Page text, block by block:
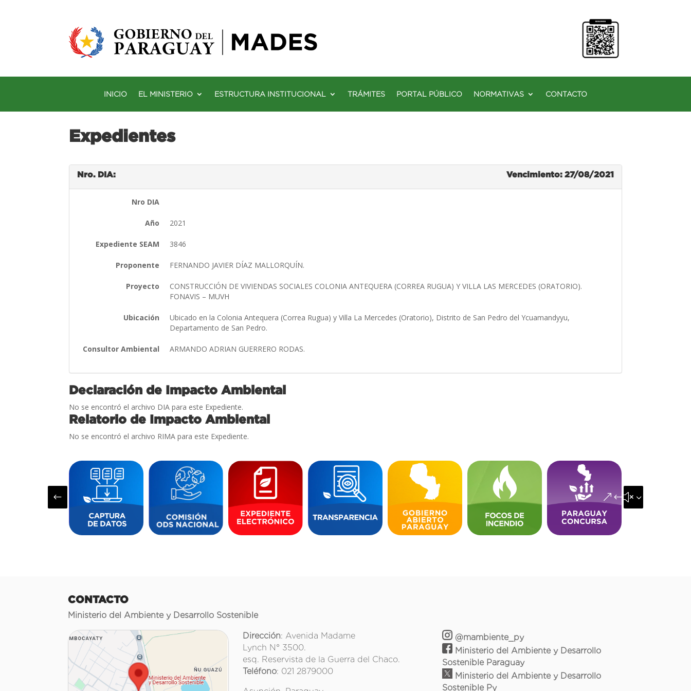
INICIO EL MINISTERIO ESTRUCTURA INSTITUCIONAL TRÁMITES PORTAL PÚBLICO NORMATIVAS CONTACTO
Expedientes
Nro. DIA: Vencimiento: 27/08/2021
Nro DIA
Año 2021
Expediente SEAM 3846
Proponente FERNANDO JAVIER DÍAZ MALLORQUÍN.
Proyecto
CONSTRUCCIÓN DE VIVIENDAS SOCIALES COLONIA ANTEQUERA (CORREA RUGUA) Y VILLA LAS MERCEDES (ORATORIO).
FONAVIS – MUVH
Ubicación
Ubicado en la Colonia Antequera (Correa Rugua) y Villa La Mercedes (Oratorio), Distrito de San Pedro del Ycuamandyyu,
Departamento de San Pedro.
Consultor Ambiental ARMANDO ADRIAN GUERRERO RODAS.
Declaración de Impacto Ambiental
No se encontró el archivo DIA para este Expediente.
Relatorio de Impacto Ambiental
No se encontró el archivo RIMA para este Expediente.
# &#x35;
CONTACTO
Ministerio del Ambiente y Desarrollo Sostenible
Dirección: Avenida Madame
Lynch N° 3500.
esq. Reservista de la Guerra del Chaco.
Teléfono: 021 2879000
@mambiente_py
Ministerio del Ambiente y Desarrollo
Sostenible Paraguay
Ministerio del Ambiente y Desarrollo
Sostenible Py